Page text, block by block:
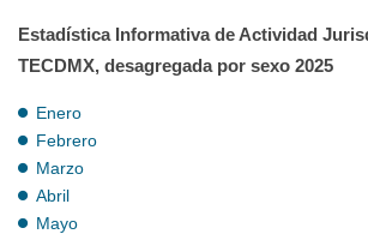
Estadística Informativa de Actividad
TECDMX, desagregada por sexo 2025
Enero
Febrero
Marzo
Abril
Mayo